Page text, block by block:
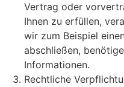
Vertrag oder
Ihnen zu erfüllen,
wir zum Beispiel
abschließen,
Informationen.
Rechtliche